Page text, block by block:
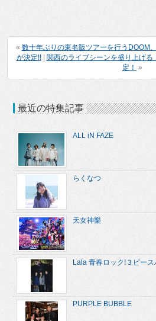
« 数十年ぶりの東名阪ツアーを行うDOOM
が決定!!| 関西のライブシーンを盛り上げる
定！ »
最近の特集記事
ALL iN FAZE
らくなつ
天女神樂
Lala 青春ロック!３ピース
PURPLE BUBBLE